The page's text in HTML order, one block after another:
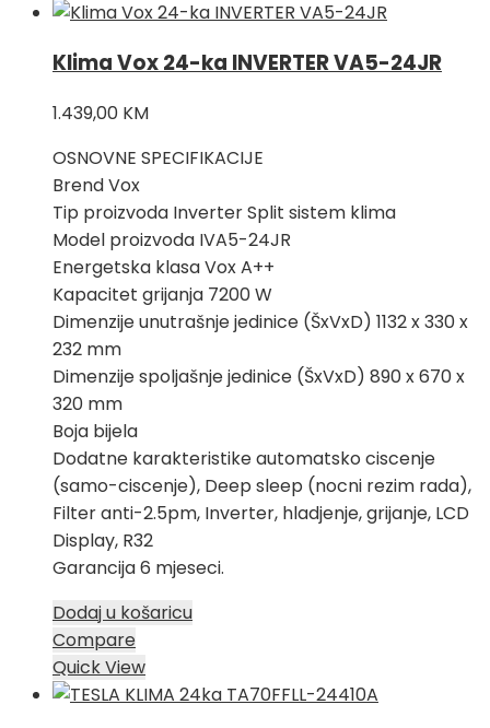
Klima Vox 24-ka INVERTER VA5-24JR
1.439,00 KM
OSNOVNE SPECIFIKACIJE
Brend Vox
Tip proizvoda Inverter Split sistem klima
Model proizvoda IVA5-24JR
Energetska klasa Vox A++
Kapacitet grijanja 7200 W
Dimenzije unutrašnje jedinice (ŠxVxD) 1132 x 330 x
232 mm
Dimenzije spoljašnje jedinice (ŠxVxD) 890 x 670 x
320 mm
Boja bijela
Dodatne karakteristike automatsko ciscenje
(samo-ciscenje), Deep sleep (nocni rezim rada),
Filter anti-2.5pm, Inverter, hladjenje, grijanje, LCD
Display, R32
Garancija 6 mjeseci.
Dodaj u košaricu
Compare
Quick View